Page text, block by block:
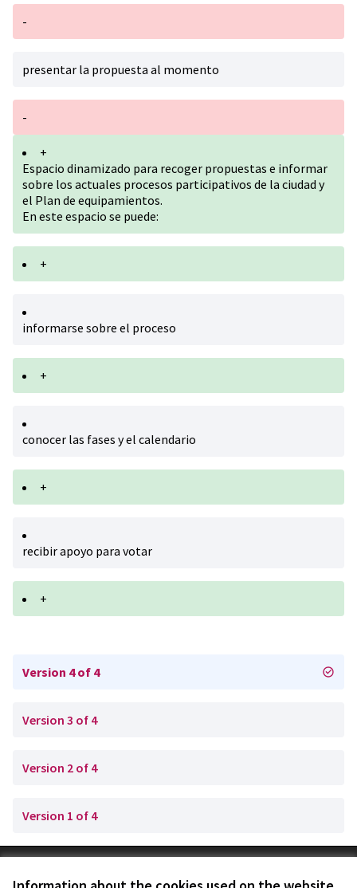
-
presentar la propuesta al momento
-
+
Espacio dinamizado para recoger propuestas e informar
sobre los actuales procesos participativos de la ciudad y
el Plan de equipamientos.
En este espacio se puede:
+
informarse sobre el proceso
+
conocer las fases y el calendario
+
recibir apoyo para votar
+
Version 4 of 4
Version 3 of 4
Version 2 of 4
Version 1 of 4